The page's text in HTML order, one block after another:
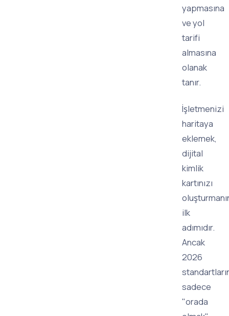
yapmasına
ve yol
tarifi
almasına
olanak
tanır.
İşletmenizi
haritaya
eklemek,
dijital
kimlik
kartınızı
ilk
adımıdır.
Ancak
2026
sadece
"orada